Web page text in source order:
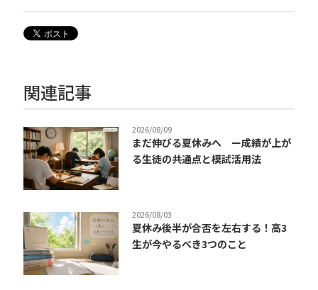
関連記事
2026/08/09
まだ伸びる夏休みへ ー成績が上が
る生徒の共通点と模試活用法
2026/08/03
夏休み後半が合否を左右する！高3
生が今やるべき3つのこと